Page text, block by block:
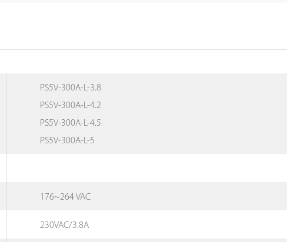
PS5V-300A-L-3.8
PS5V-300A-L-4.2
PS5V-300A-L-4.5
PS5V-300A-L-5
176~264 VAC
230VAC/3.8A